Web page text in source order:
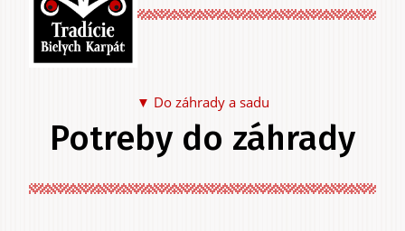
Do záhrady a sadu
Potreby do záhrady